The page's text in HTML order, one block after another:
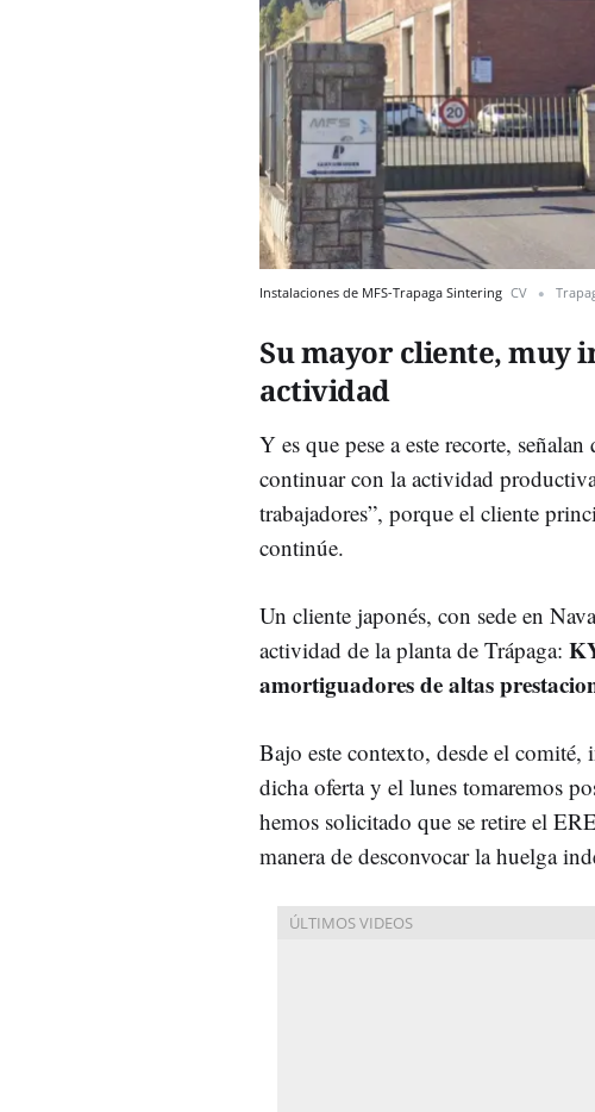
Instalaciones de MFS-Trapaga Sintering CV
Su mayor cliente, muy
actividad
Y es que pese a este recorte,
continuar con la actividad
trabajadores”, porque el cliente
continúe.
Un cliente japonés, con sede en
actividad de la planta de Trápaga:
amortiguadores de altas
Bajo este contexto, desde el
dicha oferta y el lunes tomaremos
hemos solicitado que se retire el
manera de desconvocar la huelga